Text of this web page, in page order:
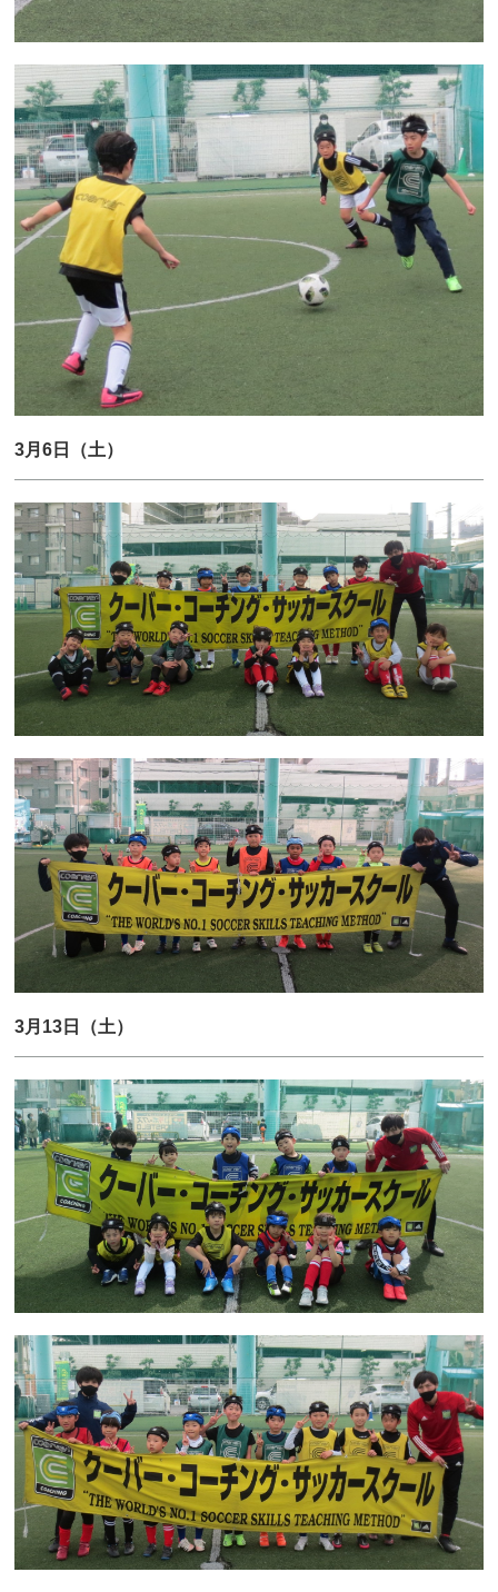
3月6日（土）
3月13日（土）